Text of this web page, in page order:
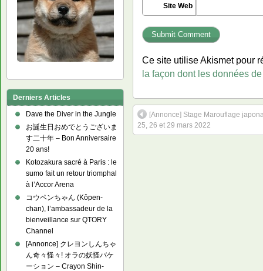
Site Web
Ce site utilise Akismet pour
la façon dont les données
[Annonce] Stage Marouflage
25, 26 et 29 mars 2022
Derniers Articles
Dave the Diver in the Jungle
お誕生日おめでとうございま
す二十年 – Bon Anniversaire
20 ans!
Kotozakura sacré à Paris : le
sumo fait un retour triomphal
à l’Accor Arena
コウペンちゃん (Kôpen-
chan), l’ambassadeur de la
bienveillance sur QTORY
Channel
[Annonce] クレヨンしんちゃ
ん奇々怪々! オラの妖怪バケ
ーション – Crayon Shin-